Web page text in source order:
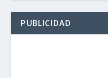
PUBLICIDAD